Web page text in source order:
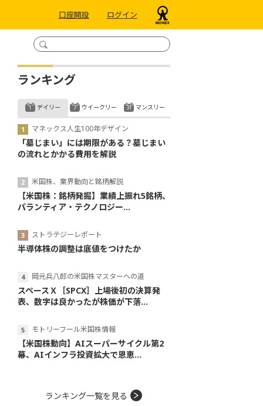
口座開設 ログイン
ランキング
デイリー
マネックス人生100年デザイン
「墓じまい」には期限がある？墓じまい
の流れとかかる費用を解説
米国株、業界動向と銘柄解説
【米国株：銘柄発掘】業績上振れ5銘柄、
パランティア・テクノロジー...
ストラテジーレポート
半導体株の調整は底値をつけたか
岡元兵八郎の米国株マスターへの道
スペースＸ［SPCX］上場後初の決算発
表、数字は良かったが株価が下落...
モトリーフール米国株情報
【米国株動向】AIスーパーサイクル第2
幕、AIインフラ投資拡大で恩恵...
ウイークリー マンスリー
ランキング一覧を見る